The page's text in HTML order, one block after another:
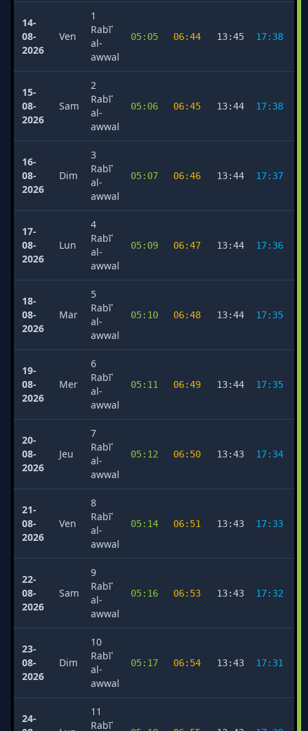
14-
08-
2026
Ven
1
Rabīʿ
al-
awwal
05:05 06:44 13:45 17:38
15-
08-
2026
Sam
2
Rabīʿ
al-
awwal
05:06 06:45 13:44 17:38
16-
08-
2026
Dim
3
Rabīʿ
al-
awwal
05:07 06:46 13:44 17:37
17-
08-
2026
Lun
4
Rabīʿ
al-
awwal
05:09 06:47 13:44 17:36
18-
08-
2026
Mar
5
Rabīʿ
al-
awwal
05:10 06:48 13:44 17:35
19-
08-
2026
Mer
6
Rabīʿ
al-
awwal
05:11 06:49 13:44 17:35
20-
08-
2026
Jeu
7
Rabīʿ
al-
awwal
05:12 06:50 13:43 17:34
21-
08-
2026
Ven
8
Rabīʿ
al-
awwal
05:14 06:51 13:43 17:33
22-
08-
2026
Sam
9
Rabīʿ
al-
awwal
05:16 06:53 13:43 17:32
23-
08-
2026
Dim
10
Rabīʿ
al-
awwal
05:17 06:54 13:43 17:31
24-
11
Rabīʿ